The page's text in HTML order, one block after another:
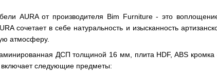
AURA от производителя Bim Furniture - это
сочетает в себе натуральность и изысканность
атмосферу.
ДСП толщиной 16 мм, плита HDF, ABS кромка
включает следующие предметы: